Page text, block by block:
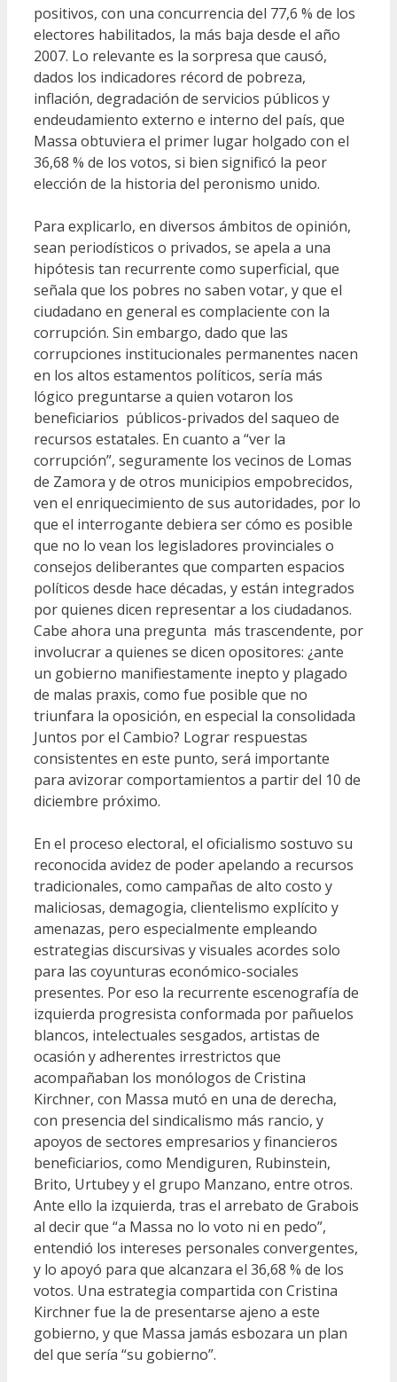
positivos, con una concurrencia del 77,6 % de los
electores habilitados, la más baja desde el año
2007. Lo relevante es la sorpresa que causó,
dados los indicadores récord de pobreza,
inflación, degradación de servicios públicos y
endeudamiento externo e interno del país, que
Massa obtuviera el primer lugar holgado con el
36,68 % de los votos, si bien significó la peor
elección de la historia del peronismo unido.
Para explicarlo, en diversos ámbitos de opinión,
sean periodísticos o privados, se apela a una
hipótesis tan recurrente como superficial, que
señala que los pobres no saben votar, y que el
ciudadano en general es complaciente con la
corrupción. Sin embargo, dado que las
corrupciones institucionales permanentes nacen
en los altos estamentos políticos, sería más
lógico preguntarse a quien votaron los
beneficiarios públicos-privados del saqueo de
recursos estatales. En cuanto a “ver la
corrupción”, seguramente los vecinos de Lomas
de Zamora y de otros municipios empobrecidos,
ven el enriquecimiento de sus autoridades, por lo
que el interrogante debiera ser cómo es posible
que no lo vean los legisladores provinciales o
consejos deliberantes que comparten espacios
políticos desde hace décadas, y están integrados
por quienes dicen representar a los ciudadanos.
Cabe ahora una pregunta más trascendente, por
involucrar a quienes se dicen opositores: ¿ante
un gobierno manifiestamente inepto y plagado
de malas praxis, como fue posible que no
triunfara la oposición, en especial la consolidada
Juntos por el Cambio? Lograr respuestas
consistentes en este punto, será importante
para avizorar comportamientos a partir del 10 de
diciembre próximo.
En el proceso electoral, el oficialismo sostuvo su
reconocida avidez de poder apelando a recursos
tradicionales, como campañas de alto costo y
maliciosas, demagogia, clientelismo explícito y
amenazas, pero especialmente empleando
estrategias discursivas y visuales acordes solo
para las coyunturas económico-sociales
presentes. Por eso la recurrente escenografía de
izquierda progresista conformada por pañuelos
blancos, intelectuales sesgados, artistas de
ocasión y adherentes irrestrictos que
acompañaban los monólogos de Cristina
Kirchner, con Massa mutó en una de derecha,
con presencia del sindicalismo más rancio, y
apoyos de sectores empresarios y financieros
beneficiarios, como Mendiguren, Rubinstein,
Brito, Urtubey y el grupo Manzano, entre otros.
Ante ello la izquierda, tras el arrebato de Grabois
al decir que “a Massa no lo voto ni en pedo”,
entendió los intereses personales convergentes,
y lo apoyó para que alcanzara el 36,68 % de los
votos. Una estrategia compartida con Cristina
Kirchner fue la de presentarse ajeno a este
gobierno, y que Massa jamás esbozara un plan
del que sería “su gobierno”.